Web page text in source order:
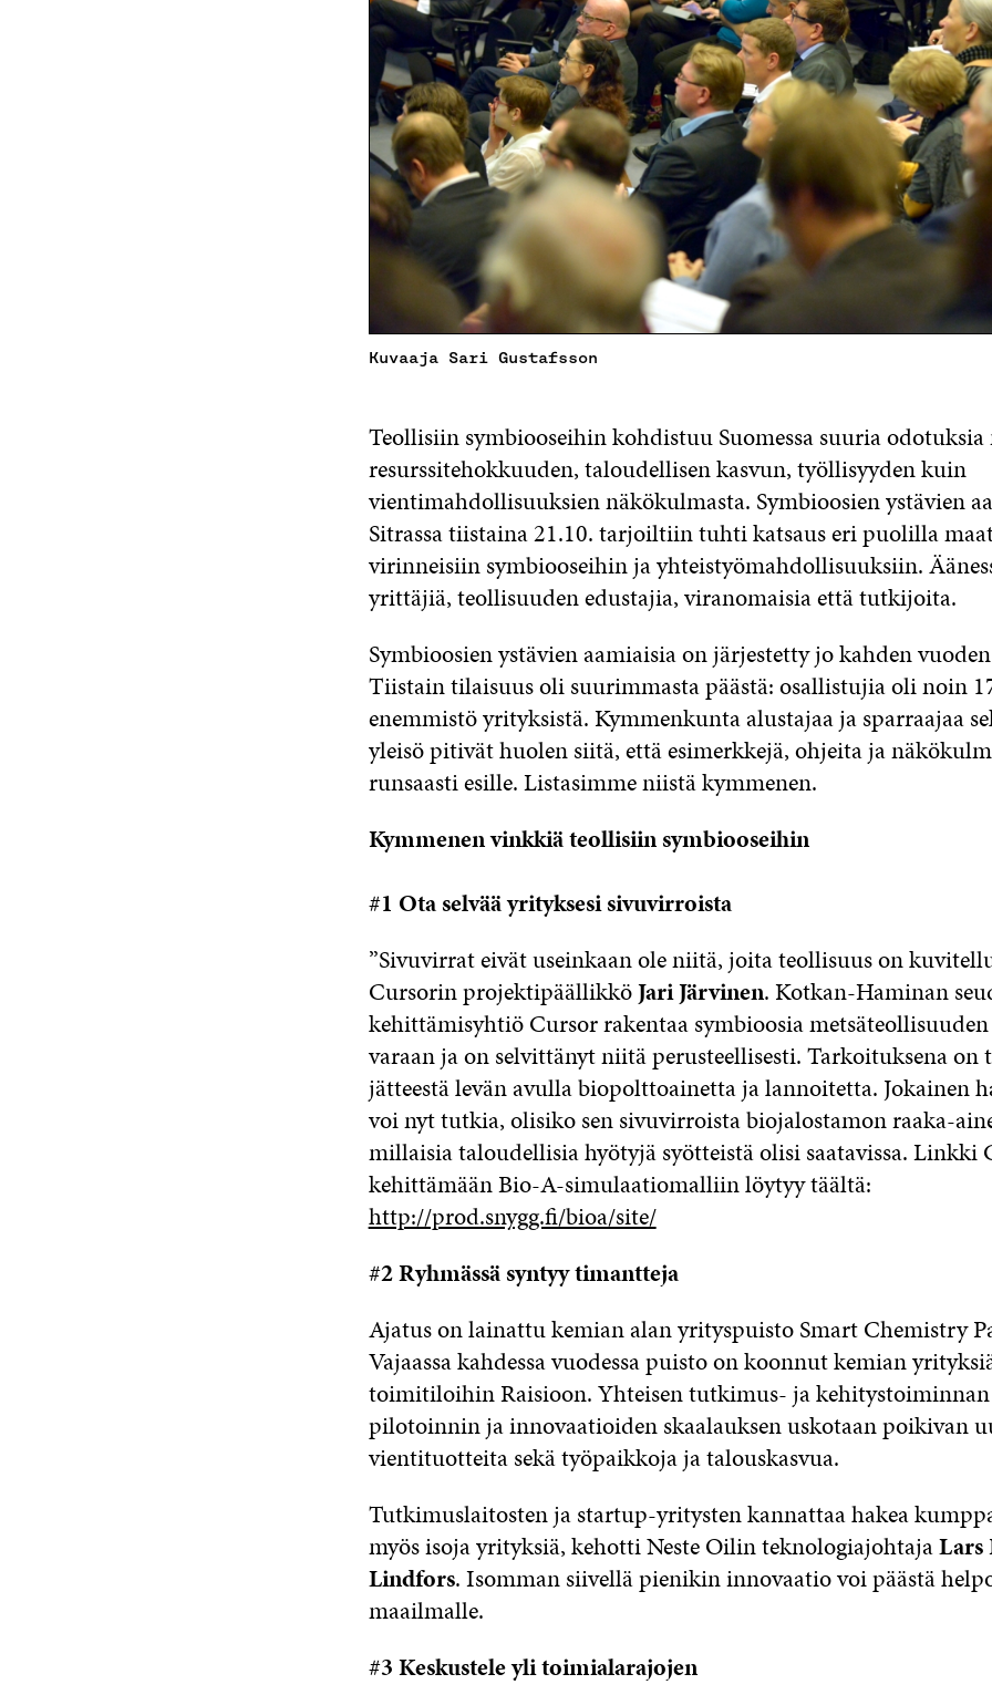
Kuvaaja Sari Gustafsson
Teollisiin symbiooseihin kohdistuu Suomessa suuria
resurssitehokkuuden, taloudellisen kasvun, työllisyyden kuin
vientimahdollisuuksien näkökulmasta. Symbioosien ystävien
Sitrassa tiistaina 21.10. tarjoiltiin tuhti katsaus eri puolilla
virinneisiin symbiooseihin ja yhteistyömahdollisuuksiin.
yrittäjiä, teollisuuden edustajia, viranomaisia että tutkijoita.
Symbioosien ystävien aamiaisia on järjestetty jo kahden
Tiistain tilaisuus oli suurimmasta päästä: osallistujia oli noin
enemmistö yrityksistä. Kymmenkunta alustajaa ja sparraajaa
yleisö pitivät huolen siitä, että esimerkkejä, ohjeita ja
runsaasti esille. Listasimme niistä kymmenen.
Kymmenen vinkkiä teollisiin symbiooseihin
#1 Ota selvää yrityksesi sivuvirroista
”Sivuvirrat eivät useinkaan ole niitä, joita teollisuus on
Cursorin projektipäällikköJari Järvinen. Kotkan-Haminan
kehittämisyhtiö Cursor rakentaa symbioosia
varaan ja on selvittänyt niitä perusteellisesti. Tarkoituksena on
jätteestä levän avulla biopolttoainetta ja lannoitetta. Jokainen
voi nyt tutkia, olisiko sen sivuvirroista biojalostamon raaka-
millaisia taloudellisia hyötyjä syötteistä olisi saatavissa. Linkki
kehittämään Bio-A-simulaatiomalliin löytyy täältä:
http://prod.snygg.fi/bioa/site/
#2 Ryhmässä syntyy timantteja
Ajatus on lainattu kemian alan yrityspuisto Smart Chemistry
Vajaassa kahdessa vuodessa puisto on koonnut kemian
toimitiloihin Raisioon. Yhteisen tutkimus- ja kehitystoiminnan
pilotoinnin ja innovaatioiden skaalauksen uskotaan poikivan
vientituotteita sekä työpaikkoja ja talouskasvua.
Tutkimuslaitosten ja startup-yritysten kannattaa hakea
myös isoja yrityksiä, kehotti Neste Oilin teknologiajohtajaLars
Lindfors. Isomman siivellä pienikin innovaatio voi päästä
maailmalle.
#3 Keskustele yli toimialarajojen